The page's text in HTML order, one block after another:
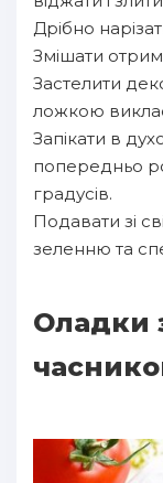
Дрібно
Змішати
Застелити
ложкою
Запікати в
попередньо
градусів.
Подавати зі
зеленню та
Оладки